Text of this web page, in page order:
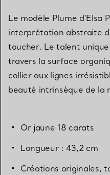
Le modèle Plume d’Elsa
interprétation abstraite
toucher. Le talent unique
travers la surface
collier aux lignes
beauté intrinsèque de la
Or jaune 18 carats
Longueur : 43,2 cm
Créations originales,